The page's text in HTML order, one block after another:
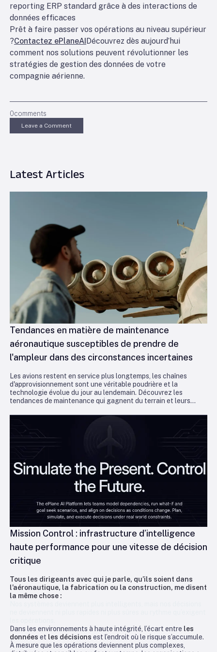
reporting ERP standard grâce à des interactions de
données efficaces
Prêt à faire passer vos opérations au niveau supérieur
?Contactez ePlaneAI Découvrez dès aujourd’hui
comment nos solutions peuvent révolutionner les
stratégies de gestion des données de votre
compagnie aérienne.
0comments
Leave a Comment
Latest Articles
Tendances en matière de maintenance
aéronautique susceptibles de prendre de
l'ampleur dans des circonstances incertaines
Les avions restent en service plus longtemps, les chaînes
d'approvisionnement sont une véritable poudrière et la
technologie évolue du jour au lendemain. Découvrez les
tendances de maintenance qui gagnent du terrain et leurs
rentabilité.
Mission Control : infrastructure d’intelligence
haute performance pour une vitesse de décision
critique
Tous les dirigeants avec qui je parle, qu’ils soient dans
l’aéronautique, la fabrication ou la construction, me disent
la même chose :
Dans les environnements à haute intégrité, l’écart entre les
données et les décisions est l’endroit où le risque s’accumule.
À mesure que les opérations deviennent plus complexes,